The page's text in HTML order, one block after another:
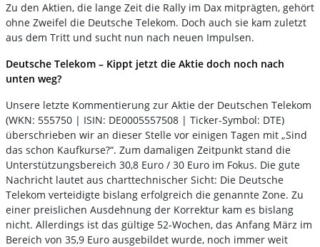
Zu den Aktien, die lange Zeit die Rally im Dax mitprägten, gehört
ohne Zweifel die Deutsche Telekom. Doch auch sie kam zuletzt
aus dem Tritt und sucht nun nach neuen Impulsen.
Deutsche Telekom – Kippt jetzt die Aktie doch noch nach
unten weg?
Unsere letzte Kommentierung zur Aktie der Deutschen Telekom
(WKN: 555750 | ISIN: DE0005557508 | Ticker-Symbol: DTE)
überschrieben wir an dieser Stelle vor einigen Tagen mit „Sind
das schon Kaufkurse?“. Zum damaligen Zeitpunkt stand die
Unterstützungsbereich 30,8 Euro / 30 Euro im Fokus. Die gute
Nachricht lautet aus charttechnischer Sicht: Die Deutsche
Telekom verteidigte bislang erfolgreich die genannte Zone. Zu
einer preislichen Ausdehnung der Korrektur kam es bislang
nicht. Allerdings ist das gültige 52-Wochen, das Anfang März im
Bereich von 35,9 Euro ausgebildet wurde, noch immer weit